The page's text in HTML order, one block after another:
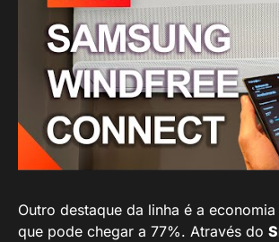
Outro destaque da linha é a
que pode chegar a 77%. Através do